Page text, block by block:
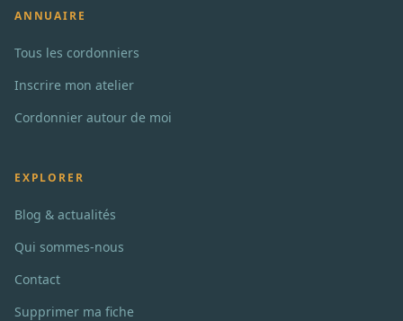
ANNUAIRE
Tous les cordonniers
Inscrire mon atelier
Cordonnier autour de moi
EXPLORER
Blog & actualités
Qui sommes-nous
Contact
Supprimer ma fiche